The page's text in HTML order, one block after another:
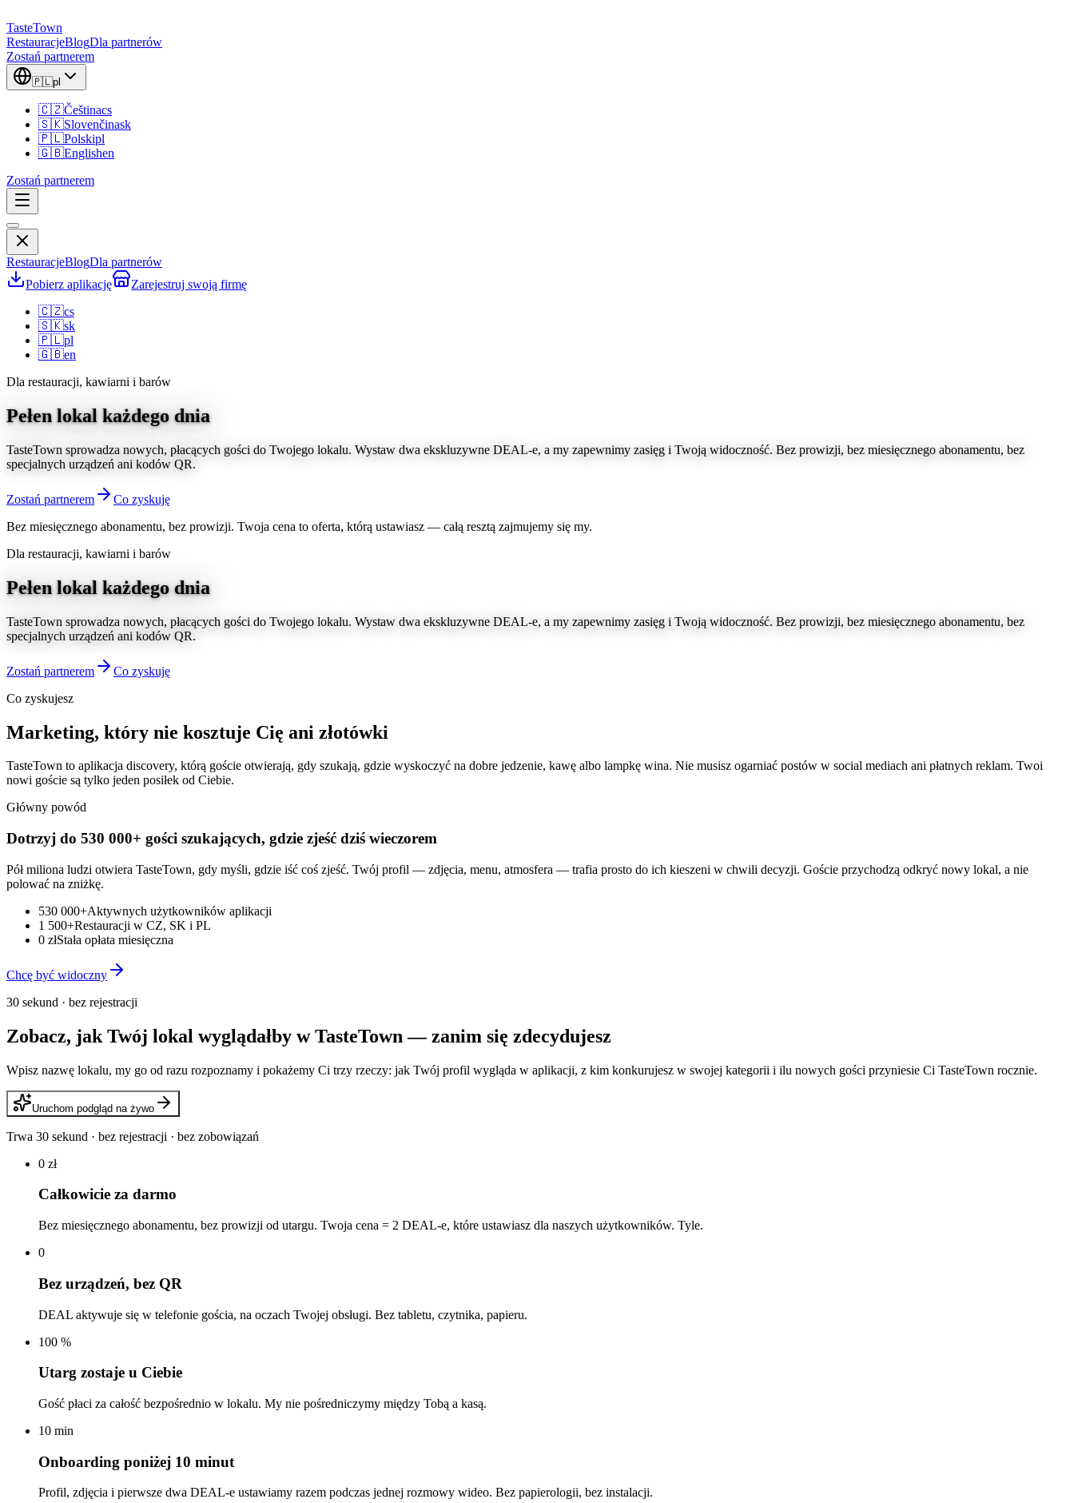
TasteTown
RestauracjeBlogDla partnerów
Zostań partnerem
🇵🇱pl
🇨🇿Češtinacs
🇸🇰Slovenčinask
🇵🇱Polskipl
🇬🇧Englishen
Zostań partnerem
RestauracjeBlogDla partnerów
Pobierz aplikację
Zarejestruj swoją firmę
🇨🇿cs
🇸🇰sk
🇵🇱pl
🇬🇧en
Dla restauracji, kawiarni i barów
Pełen lokal każdego dnia
TasteTown sprowadza nowych, płacących gości do Twojego lokalu. Wystaw dwa ekskluzywne DEAL-e, a my zapewnimy zasięg i Twoją widoczność. Bez prowizji, bez miesięcznego abonamentu, bez
specjalnych urządzeń ani kodów QR.
Zostań partnerem
Co zyskuję
Bez miesięcznego abonamentu, bez prowizji. Twoja cena to oferta, którą ustawiasz — całą resztą zajmujemy się my.
Dla restauracji, kawiarni i barów
Pełen lokal każdego dnia
TasteTown sprowadza nowych, płacących gości do Twojego lokalu. Wystaw dwa ekskluzywne DEAL-e, a my zapewnimy zasięg i Twoją widoczność. Bez prowizji, bez miesięcznego abonamentu, bez
specjalnych urządzeń ani kodów QR.
Zostań partnerem
Co zyskuję
Co zyskujesz
Marketing, który nie kosztuje Cię ani złotówki
TasteTown to aplikacja discovery, którą goście otwierają, gdy szukają, gdzie wyskoczyć na dobre jedzenie, kawę albo lampkę wina. Nie musisz ogarniać postów w social mediach ani płatnych reklam. Twoi
nowi goście są tylko jeden posiłek od Ciebie.
Główny powód
Dotrzyj do 530 000+ gości szukających, gdzie zjeść dziś wieczorem
Pół miliona ludzi otwiera TasteTown, gdy myśli, gdzie iść coś zjeść. Twój profil — zdjęcia, menu, atmosfera — trafia prosto do ich kieszeni w chwili decyzji. Goście przychodzą odkryć nowy lokal, a nie
polować na zniżkę.
530 000+Aktywnych użytkowników aplikacji
1 500+Restauracji w CZ, SK i PL
0 złStała opłata miesięczna
Chcę być widoczny
30 sekund · bez rejestracji
Zobacz, jak Twój lokal wyglądałby w TasteTown — zanim się zdecydujesz
Wpisz nazwę lokalu, my go od razu rozpoznamy i pokażemy Ci trzy rzeczy: jak Twój profil wygląda w aplikacji, z kim konkurujesz w swojej kategorii i ilu nowych gości przyniesie Ci TasteTown rocznie.
Uruchom podgląd na żywo
Trwa 30 sekund · bez rejestracji · bez zobowiązań
0 zł
Całkowicie za darmo
Bez miesięcznego abonamentu, bez prowizji od utargu. Twoja cena = 2 DEAL-e, które ustawiasz dla naszych użytkowników. Tyle.
0
Bez urządzeń, bez QR
DEAL aktywuje się w telefonie gościa, na oczach Twojej obsługi. Bez tabletu, czytnika, papieru.
100 %
Utarg zostaje u Ciebie
Gość płaci za całość bezpośrednio w lokalu. My nie pośredniczymy między Tobą a kasą.
10 min
Onboarding poniżej 10 minut
Profil, zdjęcia i pierwsze dwa DEAL-e ustawiamy razem podczas jednej rozmowy wideo. Bez papierologii, bez instalacji.